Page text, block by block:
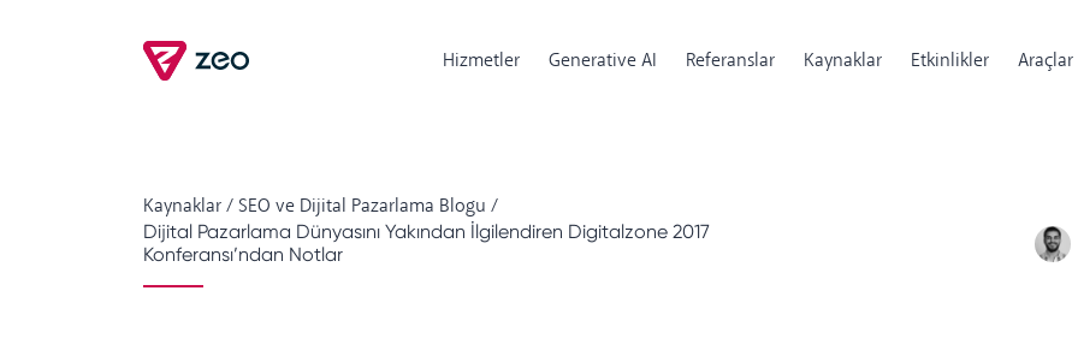
Hizmetler Generative AI Referanslar Kaynaklar Etkinlikler Araçlar
Kaynaklar/SEO ve Dijital Pazarlama Blogu /
Dijital Pazarlama Dünyasını Yakından İlgilendiren Digitalzone 2017
Konferansı’ndan Notlar